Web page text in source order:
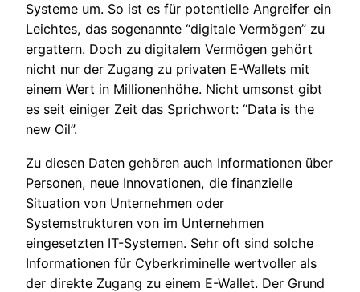
Systeme um. So ist es für potentielle Angreifer ein
Leichtes, das sogenannte “digitale Vermögen” zu
ergattern. Doch zu digitalem Vermögen gehört
nicht nur der Zugang zu privaten E-Wallets mit
einem Wert in Millionenhöhe. Nicht umsonst gibt
es seit einiger Zeit das Sprichwort: “Data is the
new Oil”.
Zu diesen Daten gehören auch Informationen über
Personen, neue Innovationen, die finanzielle
Situation von Unternehmen oder
Systemstrukturen von im Unternehmen
eingesetzten IT-Systemen. Sehr oft sind solche
Informationen für Cyberkriminelle wertvoller als
der direkte Zugang zu einem E-Wallet. Der Grund